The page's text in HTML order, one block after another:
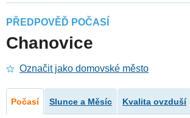
PŘEDPOVĚĎ POČASÍ
Chanovice
Označit jako domovské město
Počasí Slunce a Měsíc Kvalita ovzduší